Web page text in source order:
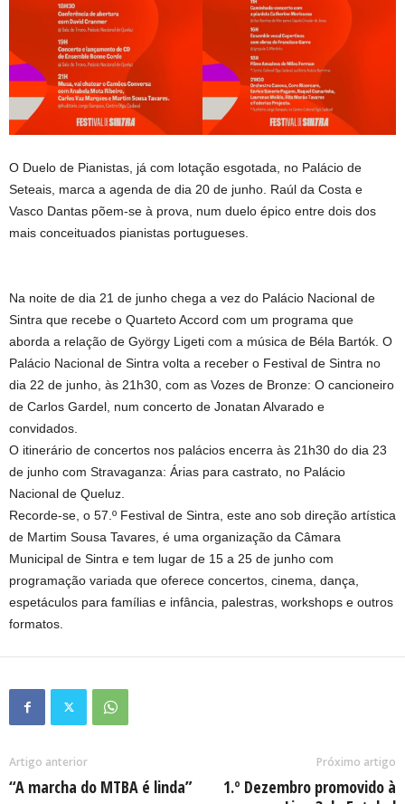
O Duelo de Pianistas, já com lotação esgotada, no Palácio de
Seteais, marca a agenda de dia 20 de junho. Raúl da Costa e
Vasco Dantas põem-se à prova, num duelo épico entre dois dos
mais conceituados pianistas portugueses.
Na noite de dia 21 de junho chega a vez do Palácio Nacional de
Sintra que recebe o Quarteto Accord com um programa que
aborda a relação de György Ligeti com a música de Béla Bartók. O
Palácio Nacional de Sintra volta a receber o Festival de Sintra no
dia 22 de junho, às 21h30, com as Vozes de Bronze: O cancioneiro
de Carlos Gardel, num concerto de Jonatan Alvarado e
convidados.
O itinerário de concertos nos palácios encerra às 21h30 do dia 23
de junho com Stravaganza: Árias para castrato, no Palácio
Nacional de Queluz.
Recorde-se, o 57.º Festival de Sintra, este ano sob direção artística
de Martim Sousa Tavares, é uma organização da Câmara
Municipal de Sintra e tem lugar de 15 a 25 de junho com
programação variada que oferece concertos, cinema, dança,
espetáculos para famílias e infância, palestras, workshops e outros
formatos.
Artigo anterior
“A marcha do MTBA é linda”
Próximo artigo
1.º Dezembro promovido à